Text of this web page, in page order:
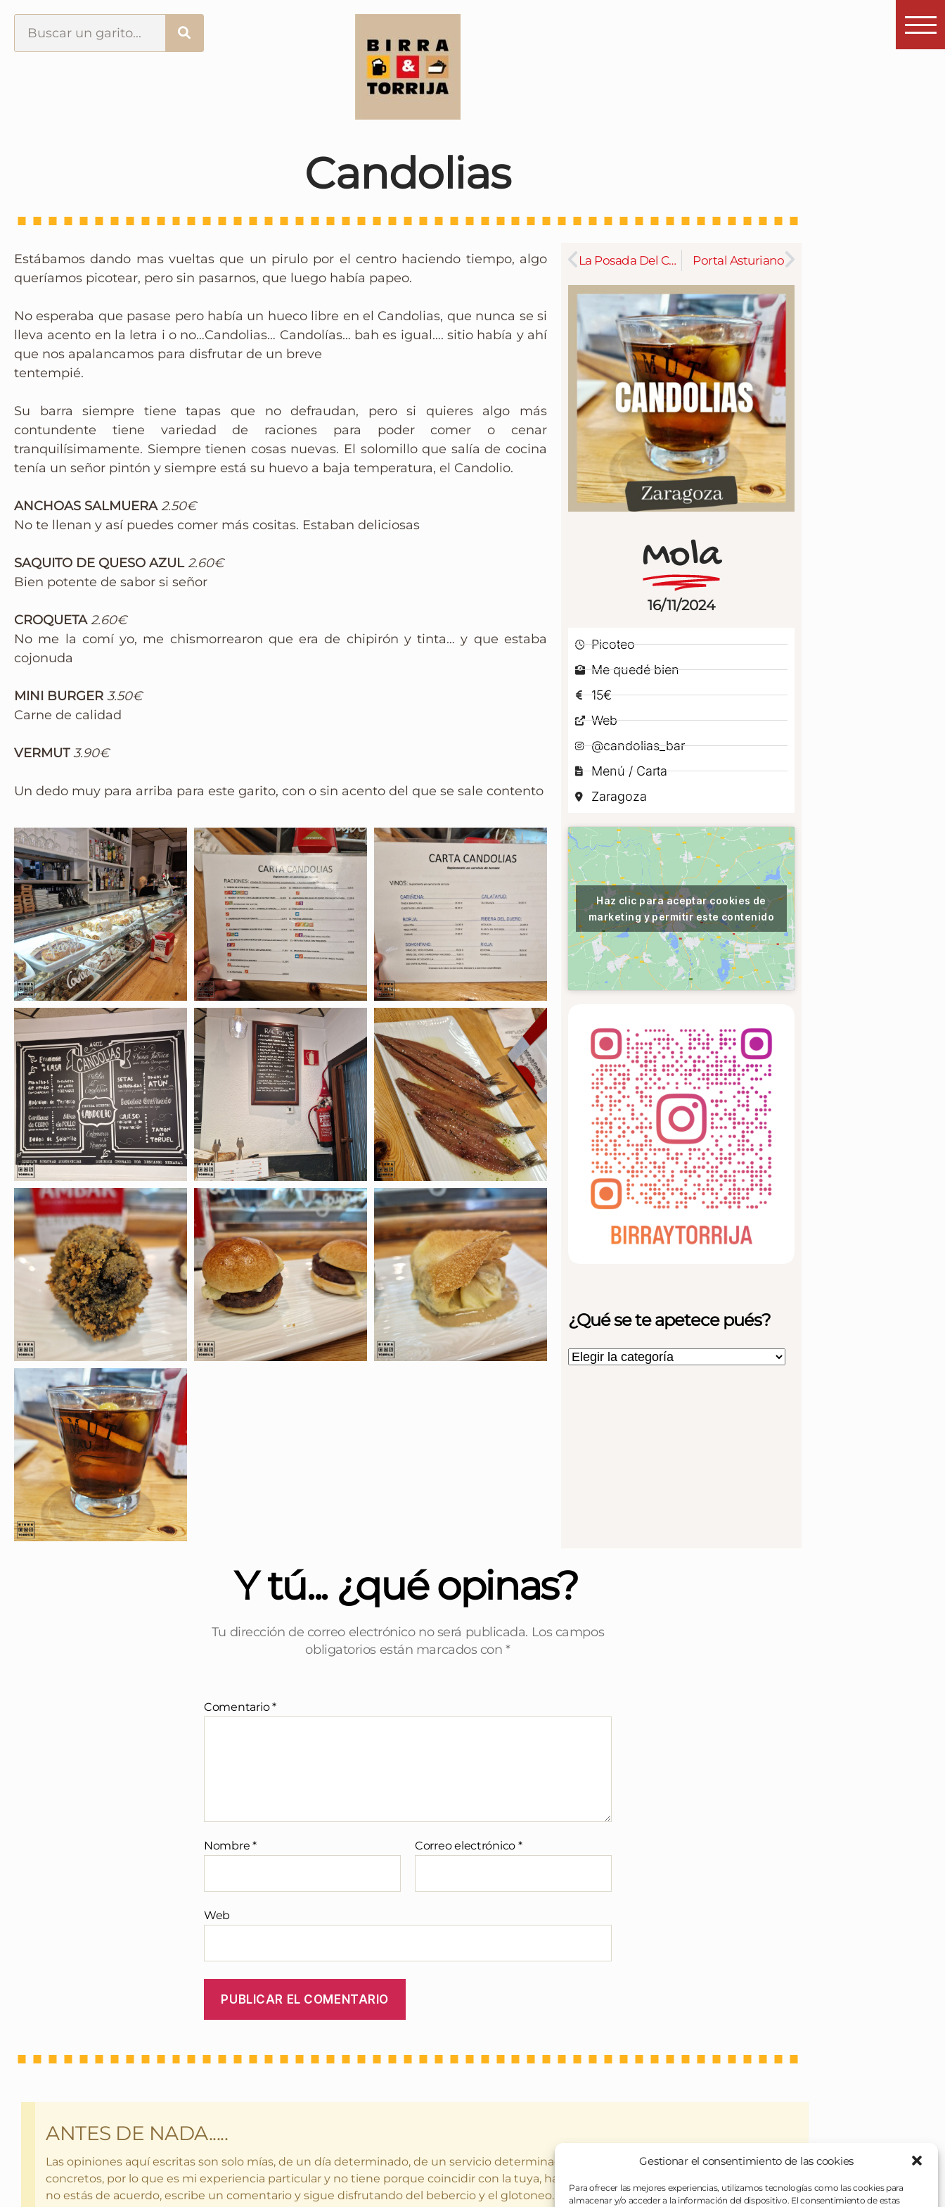
Gestionar el consentimiento de las cookies
Para ofrecer las mejores experiencias, utilizamos tecnologías como las cookies para
almacenar y/o acceder a la información del dispositivo. El consentimiento de estas
Se me apetece…
Por el mundo
Contactar
Instagram
Candolias
Estábamos dando mas vueltas que un pirulo por el centro haciendo tiempo, algo
queríamos picotear, pero sin pasarnos, que luego había papeo.
No esperaba que pasase pero había un hueco libre en el Candolias, que nunca se si
lleva acento en la letra i o no…Candolias… Candolías… bah es igual…. sitio había y ahí
que nos apalancamos para disfrutar de un breve
tentempié.
Su barra siempre tiene tapas que no defraudan, pero si quieres algo más
contundente tiene variedad de raciones para poder comer o cenar
tranquilísimamente. Siempre tienen cosas nuevas. El solomillo que salía de cocina
tenía un señor pintón y siempre está su huevo a baja temperatura, el Candolio.
ANCHOAS SALMUERA 2.50€
No te llenan y así puedes comer más cositas. Estaban deliciosas
SAQUITO DE QUESO AZUL2.60€
Bien potente de sabor si señor
CROQUETA 2.60€
No me la comí yo, me chismorrearon que era de chipirón y tinta… y que estaba
cojonuda
MINI BURGER 3.50€
Carne de calidad
VERMUT3.90€
Un dedo muy para arriba para este garito, con o sin acento del que se sale contento
La Posada Del Caballo Andaluz Portal Asturiano
Mola
16/11/2024
Picoteo
Me quedé bien
15€
Web
@candolias_bar
Menú / Carta
Zaragoza
Haz clic para aceptar cookies de
marketing y permitir este contenido
¿Qué se te apetece pués?
Y tú... ¿qué opinas?
Tu dirección de correo electrónico no será publicada. Los campos
obligatorios están marcados con*
Comentario*
Nombre* Correo electrónico *
Web
ANTES DE NADA.....
Las opiniones aquí escritas son solo mías, de un día determinado, de un servicio determinado (o varios a veces), de unos platos
concretos, por lo que es mi experiencia particular y no tiene porque coincidir con la tuya, hay gustos diferentes para todo. Si en algo
no estás de acuerdo, escribe un comentario y sigue disfrutando del bebercio y el glotoneo.